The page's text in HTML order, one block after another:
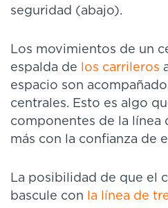
seguridad (abajo).
Los movimientos de un
espalda de
los carrileros
espacio son
centrales. Esto es algo
componentes de la línea
más con la confianza de
La posibilidad de que el
bascule con
la línea de